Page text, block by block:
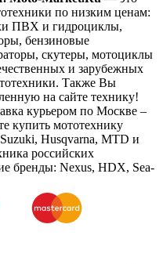
по низким ценам:
ПВХ и гидроциклы,
бензиновые
скутеры, мотоциклы
и зарубежных
Также Вы
на сайте технику!
курьером по Москве –
купить мототехнику
Husqvarna, MTD и
российских
бренды: Nexus, HDX, Sea-